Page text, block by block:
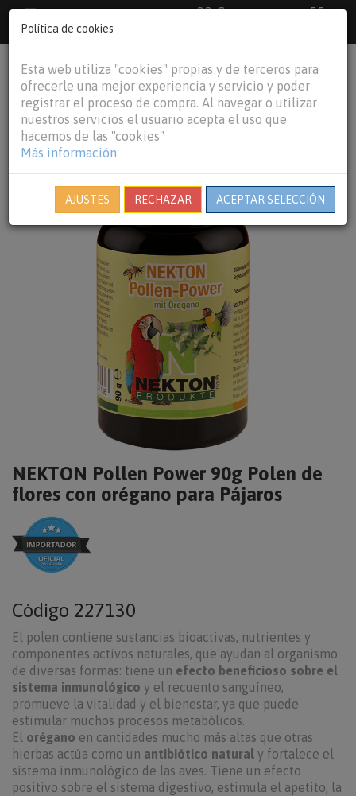
33 €
55
€Baleares y
person shopping_cart
NEKTON Pollen Power 90g Polen de
flores con orégano para Pájaros
Código 227130
El polen contiene sustancias bioactivas, nutrientes y
componentes activos naturales, que ayudan al organismo
de diversas formas: tiene un efecto beneficioso sobre el
sistema inmunológico y el recuento sanguíneo,
promueve la vitalidad y el bienestar, ya que puede
estimular muchos procesos metabólicos.
El orégano en cantidades mucho más altas que otras
hierbas actúa como un antibiótico natural y fortalece el
sistema inmunológico de las aves. Tiene un efecto
positivo sobre el sistema digestivo, estimula el apetito, la
Política de cookies
Esta web utiliza "cookies" propias y de terceros para
ofrecerle una mejor experiencia y servicio y poder
registrar el proceso de compra. Al navegar o utilizar
nuestros servicios el usuario acepta el uso que
hacemos de las "cookies"
Más información
AJUSTES RECHAZAR ACEPTAR SELECCIÓN